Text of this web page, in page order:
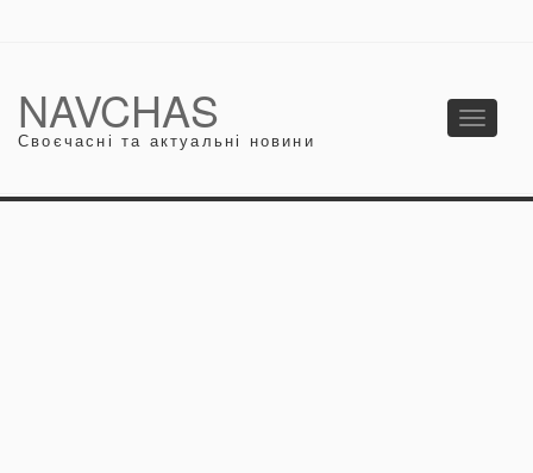
NAVCHAS
Своєчасні та актуальні новини
Toggle